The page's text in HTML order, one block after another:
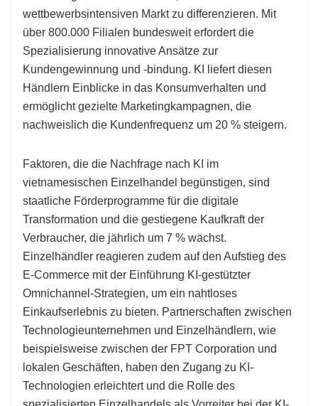
wettbewerbsintensiven Markt zu differenzieren. Mit
über 800.000 Filialen bundesweit erfordert die
Spezialisierung innovative Ansätze zur
Kundengewinnung und -bindung. KI liefert diesen
Händlern Einblicke in das Konsumverhalten und
ermöglicht gezielte Marketingkampagnen, die
nachweislich die Kundenfrequenz um 20 % steigern.
Faktoren, die die Nachfrage nach KI im
vietnamesischen Einzelhandel begünstigen, sind
staatliche Förderprogramme für die digitale
Transformation und die gestiegene Kaufkraft der
Verbraucher, die jährlich um 7 % wächst.
Einzelhändler reagieren zudem auf den Aufstieg des
E-Commerce mit der Einführung KI-gestützter
Omnichannel-Strategien, um ein nahtloses
Einkaufserlebnis zu bieten. Partnerschaften zwischen
Technologieunternehmen und Einzelhändlern, wie
beispielsweise zwischen der FPT Corporation und
lokalen Geschäften, haben den Zugang zu KI-
Technologien erleichtert und die Rolle des